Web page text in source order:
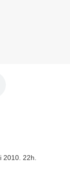
2010. 22h.